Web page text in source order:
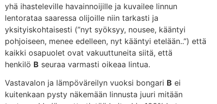
yhä ihasteleville havainnoijille ja kuvailee linnun
lentorataa saaressa olijoille niin tarkasti ja
yksityiskohtaisesti (”nyt syöksyy, nousee, kääntyi
pohjoiseen, menee edelleen, nyt kääntyi etelään..”) että
kaikki osapuolet ovat vakuuttuneita siitä, että
henkilö B seuraa varmasti oikeaa lintua.
Vastavalon ja lämpöväreilyn vuoksi bongari B ei
kuitenkaan pysty näkemään linnusta juuri mitään